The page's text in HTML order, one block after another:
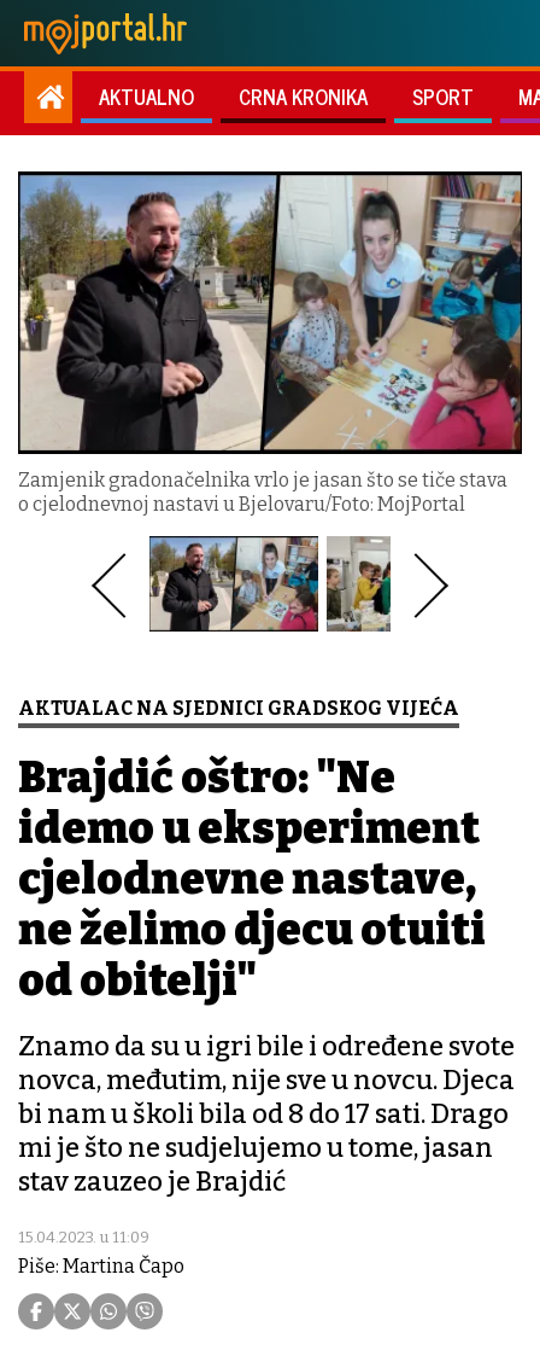
AKTUALNO CRNA KRONIKA SPORT
Zamjenik gradonačelnika vrlo je jasan što se tiče stava
o cjelodnevnoj nastavi u Bjelovaru/Foto: MojPortal
AKTUALAC NA SJEDNICI GRADSKOG VIJEĆA
Brajdić oštro: "Ne
idemo u eksperiment
cjelodnevne nastave,
ne želimo djecu otuđiti
od obitelji"
Znamo da su u igri bile i određene svote
novca, međutim, nije sve u novcu. Djeca
bi nam u školi bila od 8 do 17 sati. Drago
mi je što ne sudjelujemo u tome, jasan
stav zauzeo je Brajdić
15.04.2023. u 11:09
Piše: Martina Čapo